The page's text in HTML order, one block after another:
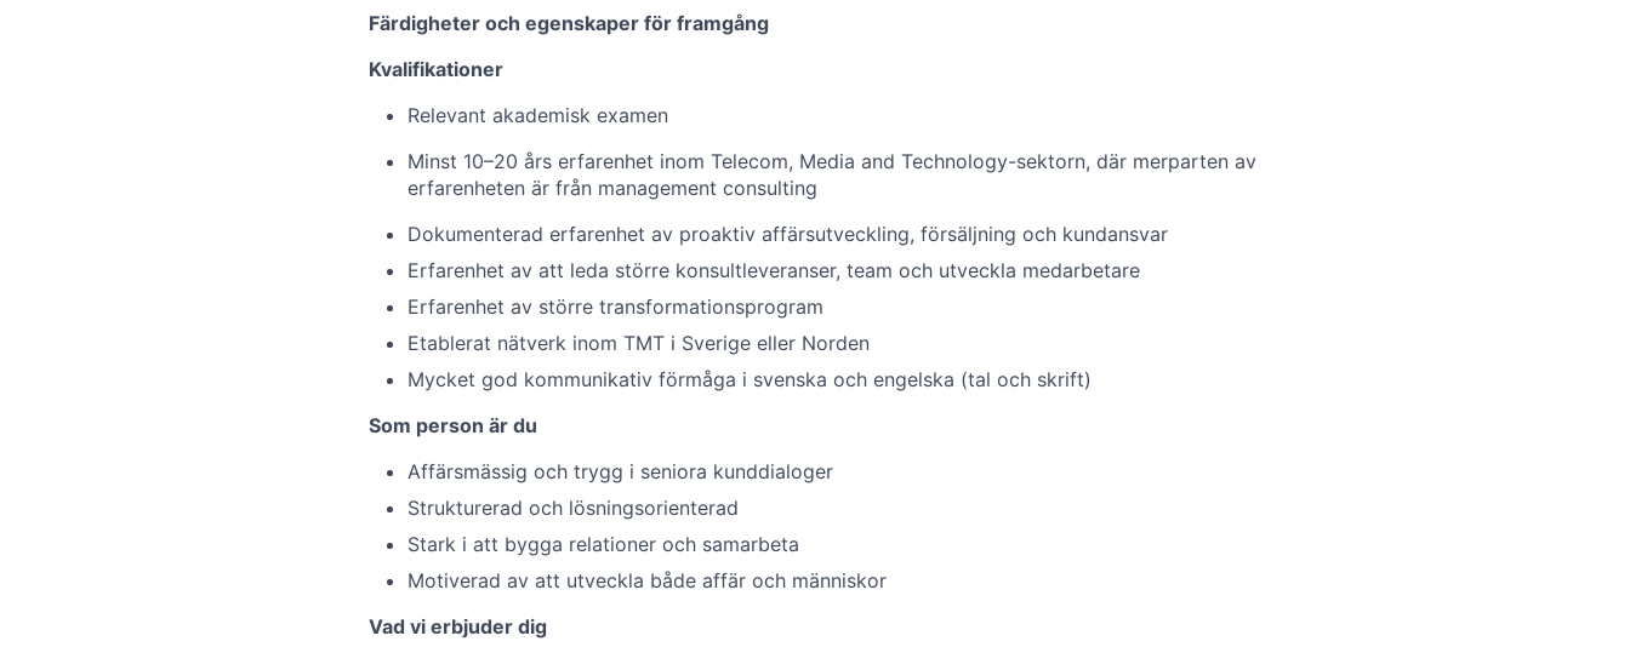
Färdigheter och egenskaper för framgång
Kvalifikationer
Relevant akademisk examen
Minst 10–20 års erfarenhet inom Telecom, Media and Technology-sektorn, där merparten av
erfarenheten är från management consulting
Dokumenterad erfarenhet av proaktiv affärsutveckling, försäljning och kundansvar
Erfarenhet av att leda större konsultleveranser, team och utveckla medarbetare
Erfarenhet av större transformationsprogram
Etablerat nätverk inom TMT i Sverige eller Norden
Mycket god kommunikativ förmåga i svenska och engelska (tal och skrift)
Som person är du
Affärsmässig och trygg i seniora kunddialoger
Strukturerad och lösningsorienterad
Stark i att bygga relationer och samarbeta
Motiverad av att utveckla både affär och människor
Vad vi erbjuder dig